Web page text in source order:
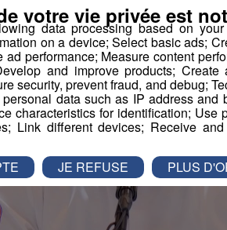
data processing based on
on a device; Select basic ads;
performance; Measure content
and improve products; Create
security, prevent fraud, and debug;
data such as IP address and
characteristics for identification; Use
Link different devices; Receive
votre vie privée est
JE REFUSE PLUS